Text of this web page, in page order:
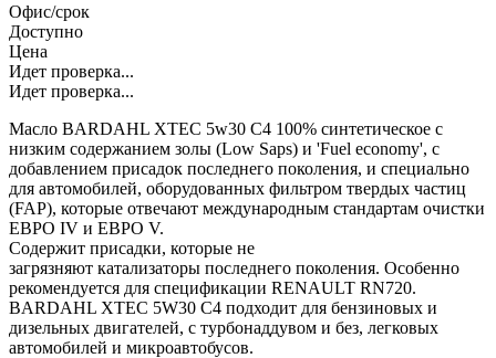
Офис/срок
Доступно
Цена
Идет проверка...
Идет проверка...
Масло BARDAHL XTEC 5w30 C4 100% синтетическое с
низким содержанием золы (Low Saps) и 'Fuel economy', с
добавлением присадок последнего поколения, и специально
для автомобилей, оборудованных фильтром твердых частиц
(FAP), которые отвечают международным стандартам очистки
ЕВРО IV и ЕВРО V.
Содержит присадки, которые не
загрязняют катализаторы последнего поколения. Особенно
рекомендуется для спецификации RENAULT RN720.
BARDAHL XTEC 5W30 C4 подходит для бензиновых и
дизельных двигателей, с турбонаддувом и без, легковых
автомобилей и микроавтобусов.